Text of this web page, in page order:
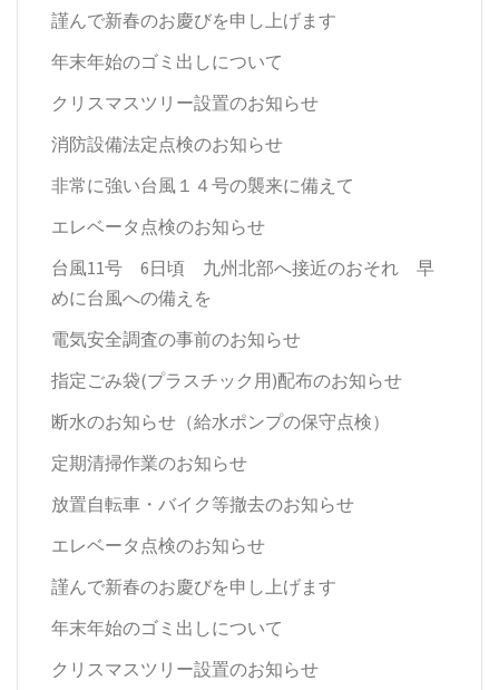
謹んで新春のお慶びを申し上げます
年末年始のゴミ出しについて
クリスマスツリー設置のお知らせ
消防設備法定点検のお知らせ
非常に強い台風１４号の襲来に備えて
エレベータ点検のお知らせ
台風11号 6日頃 九州北部へ接近のおそれ 早
めに台風への備えを
電気安全調査の事前のお知らせ
指定ごみ袋(プラスチック用)配布のお知らせ
断水のお知らせ（給水ポンプの保守点検）
定期清掃作業のお知らせ
放置自転車・バイク等撤去のお知らせ
エレベータ点検のお知らせ
謹んで新春のお慶びを申し上げます
年末年始のゴミ出しについて
クリスマスツリー設置のお知らせ